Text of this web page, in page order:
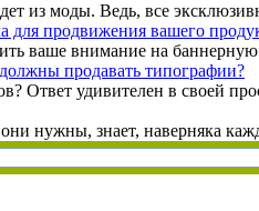
из моды. Ведь, все
для продвижения вашего
ваше внимание на баннерную
продавать типографии?
удивителен в своей
нужны, знает, наверняка